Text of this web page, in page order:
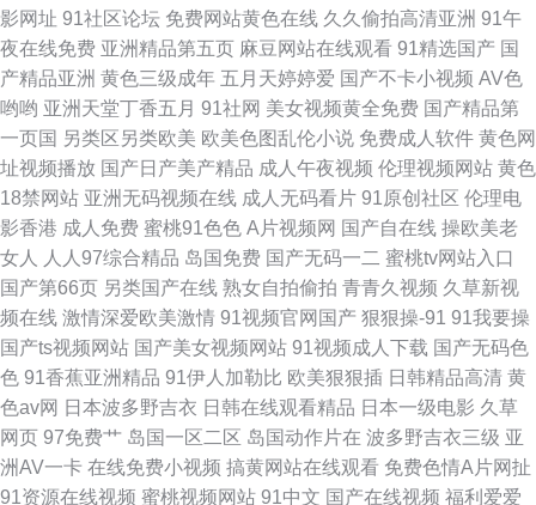
导航 国内真实刺激对白自 亚洲影视一区在线观看 日本少妇视频 电影下载网
站 水蜜桃一区在线观看 国产偷自一区二区三 国产日韩在线精品 伊人少妇大
香蕉 在线免费观看国产视频 欧美激情免费一区 97在线观看免费高清完整版
电视剧 日本欧美色图 地址在线下载 少妇一区二区手机在线看 国产高清在线
喷奶水 午夜精品国产 国产亚洲中文 亚洲视频在线观看免费 久久国内精品 综
合绿巨人 在线免费在线观看的a 美女羞羞嗯啊网站 91第一福利 欧美色综合
天 bt之家资源交流社区 午夜免费福利小视频 国产真实强 亚洲四本道 久久国
产天堂福利天堂 最新国产菊爆在线播放 欧美日韩大片在线观看 bt之家资源
影网址 91社区论坛 免费网站黄色在线 久久偷拍高清亚洲 91午
夜在线免费 亚洲精品第五页 麻豆网站在线观看 91精选国产 国
产精品亚洲 黄色三级成年 五月天婷婷爱 国产不卡小视频 AV色
哟哟 亚洲天堂丁香五月 91社网 美女视频黄全免费 国产精品第
一页国 另类区另类欧美 欧美色图乱伦小说 免费成人软件 黄色网
址视频播放 国产日产美产精品 成人午夜视频 伦理视频网站 黄色
18禁网站 亚洲无码视频在线 成人无码看片 91原创社区 伦理电
影香港 成人免费 蜜桃91色色 A片视频网 国产自在线 操欧美老
女人
人人97综合精品 岛国免费 国产无码一二 蜜桃tv网站入口
国产第66页 另类国产在线 熟女自拍偷拍 青青久视频 久草新视
频在线 激情深爱欧美激情 91视频官网国产 狠狠操-91 91我要操
国产ts视频网站 国产美女视频网站 91视频成人下载 国产无码色
色 91香蕉亚洲精品 91伊人加勒比 欧美狠狠插 日韩精品高清 黄
色av网 日本波多野吉衣 日韩在线观看精品 日本一级电影 久草
网页 97免费艹 岛国一区二区 岛国动作片在 波多野吉衣三级 亚
洲AV一卡 在线免费小视频 搞黄网站在线观看 免费色情A片网扯
91资源在线视频 蜜桃视频网站 91中文 国产在线视频 福利爱爱